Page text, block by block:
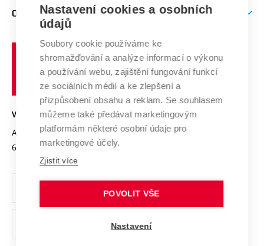
E-přihláška
Doktorské studium
Podpora podnikání
Mezinárodní vědecká rada
Systém zajišťování kvality výzkumu
Výzkumné infrastruktury
Transfer znalostí
Open Science
Projekty
Projekty ze strukturálních fondů
Specifický výzkum
Zahraniční spolupráce
Spolupráce se školami
Služby univerzity
Mezinárodní dohody
Univerzitní sítě
O UNIVERZITĚ
Profil univerzity
Udržitelná univerzita
Podnikavá univerzita / ContriBUTe
Bezpečná univerzita
Vyznamenání
Organizační struktura
Ochrana osobních údajů
odkaz)
učení
technické
VYSOKÉ UČENÍ TECHNICKÉ V BRNĚ
Antonínská 548/1
602 00 Brno
www.vut.cz
vut@vutbr.cz
Nastavení cookies a osobních
údajů
Soubory cookie používáme ke
shromažďování a analýze informací o výkonu
a používání webu, zajištění fungování funkcí
ze sociálních médií a ke zlepšení a
přizpůsobení obsahu a reklam. Se souhlasem
můžeme také předávat marketingovým
platformám některé osobní údaje pro
marketingové účely.
Zjistit více
POVOLIT VŠE
Nastavení